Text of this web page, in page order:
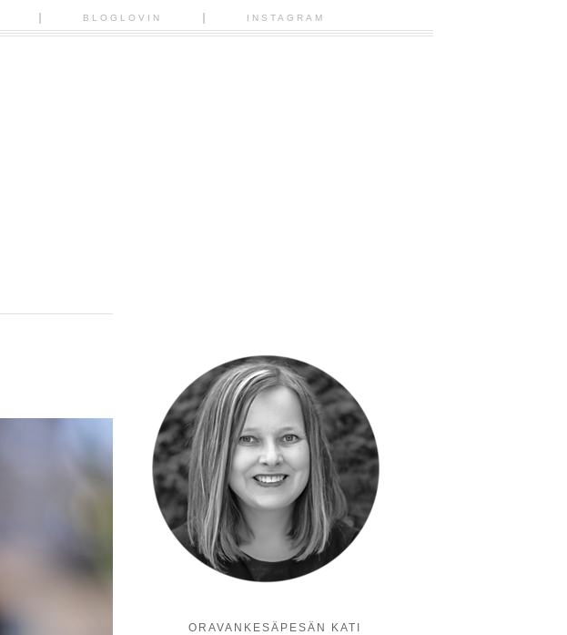
BLOGLOVIN INSTAGRAM
ORAVANKESÄPESÄN KATI